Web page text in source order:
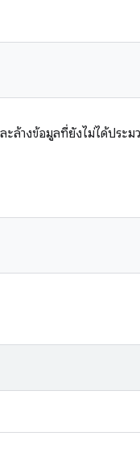
ะล้างข้อมูลที่ยังไม่ได้ประม